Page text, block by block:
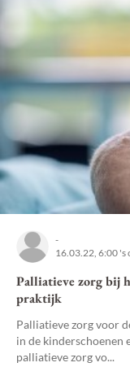
-
16.03.22, 6:00 's
Palliatieve zorg bij
praktijk
Palliatieve zorg voor
in de kinderschoenen
palliatieve zorg vo...